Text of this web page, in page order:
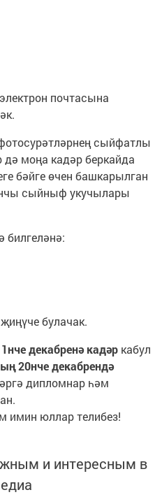
электрон почтасына
сыйфатлы
моңа кадәр беркайда
бәйге өчен башкарылган
сыйныф укучылары
билгеләнә:
булачак.
декабренә кадәр кабул
20нче декабрендә
дипломнар һәм
имин юллар телибез!
и интересным в